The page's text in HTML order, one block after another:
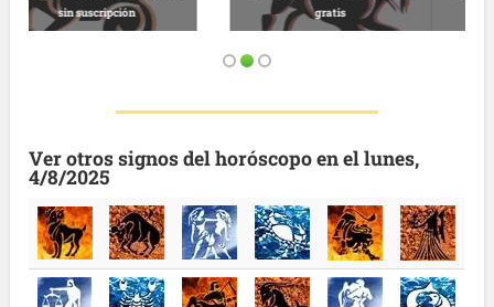
online
gratis
Ver otros signos del horóscopo en el lunes,
4/8/2025